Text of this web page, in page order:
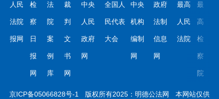
人民
法院
报网
检
察
日
报
网
法
院
案
例
库
裁
判
文
书
网
中央
人民
政府
网
全国人
民代表
大会
中央
机构
编制
网
政府
法制
信息
网
最高
人民
法院
最
高
检
察
院
京ICP备05066828号-1 版权所有2025：明德公法网 本网站仅供